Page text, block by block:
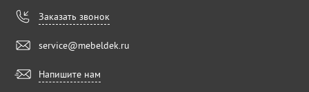
Заказать звонок
service@mebeldek.ru
Напишите нам